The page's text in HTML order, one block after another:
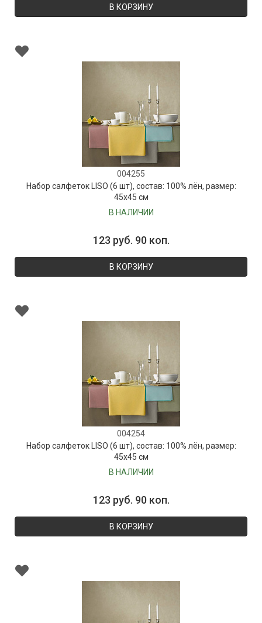
В КОРЗИНУ
004255
Набор салфеток LISO (6 шт), состав: 100% лён, размер:
45х45 см
В НАЛИЧИИ
123 руб. 90 коп.
В КОРЗИНУ
004254
Набор салфеток LISO (6 шт), состав: 100% лён, размер:
45х45 см
В НАЛИЧИИ
123 руб. 90 коп.
В КОРЗИНУ